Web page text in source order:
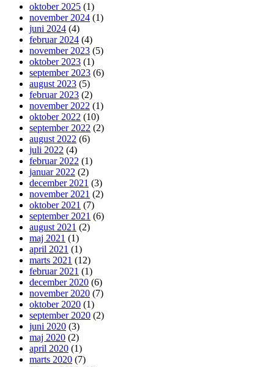
oktober 2025 (1)
november 2024 (1)
juni 2024 (4)
februar 2024 (4)
november 2023 (5)
oktober 2023 (1)
september 2023 (6)
august 2023 (5)
februar 2023 (2)
november 2022 (1)
oktober 2022 (10)
september 2022 (2)
august 2022 (6)
juli 2022 (4)
februar 2022 (1)
januar 2022 (2)
december 2021 (3)
november 2021 (2)
oktober 2021 (7)
september 2021 (6)
august 2021 (2)
maj 2021 (1)
april 2021 (1)
marts 2021 (12)
februar 2021 (1)
december 2020 (6)
november 2020 (7)
oktober 2020 (1)
september 2020 (2)
juni 2020 (3)
maj 2020 (2)
april 2020 (1)
marts 2020 (7)